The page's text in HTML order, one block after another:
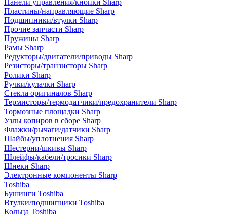
Панели управления/кнопки Sharp
Пластины/направляющие Sharp
Подшипники/втулки Sharp
Прочие запчасти Sharp
Пружины Sharp
Рамы Sharp
Редукторы/двигатели/приводы Sharp
Резисторы/транзисторы Sharp
Ролики Sharp
Ручки/кулачки Sharp
Стекла оригиналов Sharp
Термисторы/термодатчики/предохранители Sharp
Тормозные площадки Sharp
Узлы копиров в сборе Sharp
Флажки/рычаги/датчики Sharp
Шайбы/уплотнения Sharp
Шестерни/шкивы Sharp
Шлейфы/кабели/тросики Sharp
Шнеки Sharp
Электронные компоненты Sharp
Toshiba
Бушинги Toshiba
Втулки/подшипники Toshiba
Кольца Toshiba